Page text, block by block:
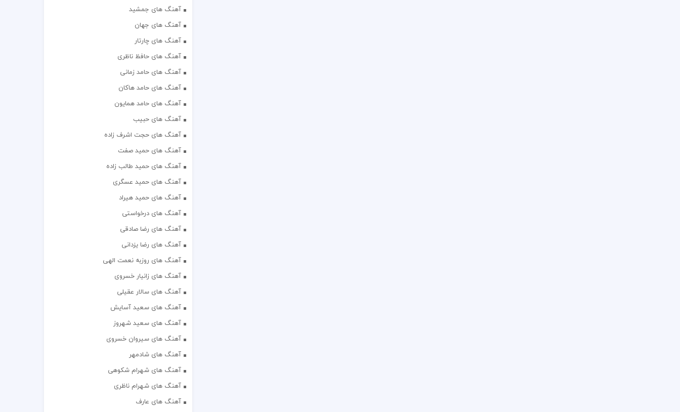
آهنگ های جمشید
آهنگ های جهان
آهنگ های چارتار
آهنگ های حافظ ناظری
آهنگ های حامد زمانی
آهنگ های حامد هاکان
آهنگ های حامد همایون
آهنگ های حبیب
آهنگ های حجت اشرف زاده
آهنگ های حمید صفت
آهنگ های حمید طالب زاده
آهنگ های حمید عسگری
آهنگ های حمید هیراد
آهنگ های درخواستی
آهنگ های رضا صادقی
آهنگ های رضا یزدانی
آهنگ های روزبه نعمت الهی
آهنگ های زانیار خسروی
آهنگ های سالار عقیلی
آهنگ های سعید آسایش
آهنگ های سعید شهروز
آهنگ های سیروان خسروی
آهنگ های شادمهر
آهنگ های شهرام شکوهی
آهنگ های شهرام ناظری
آهنگ های عارف